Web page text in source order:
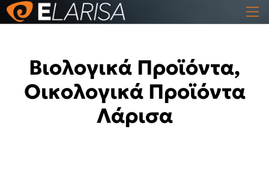
Βιολογικά Προϊόντα,
Οικολογικά Προϊόντα
Λάρισα